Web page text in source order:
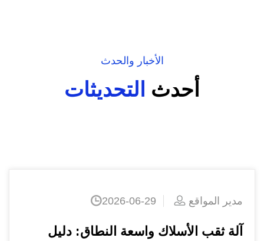
الأخبار والحدث
أحدث التحديثات
آلة ثقب